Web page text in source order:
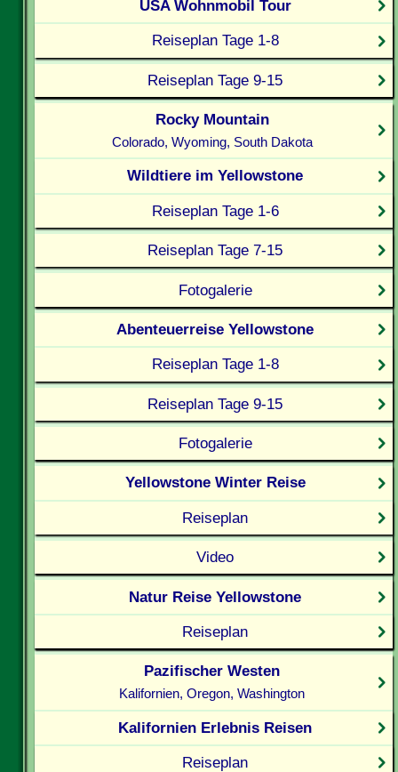
USA Wohnmobil Tour
Reiseplan Tage 1-8
Reiseplan Tage 9-15
Rocky Mountain
Colorado, Wyoming, South Dakota
Wildtiere im Yellowstone
Reiseplan Tage 1-6
Reiseplan Tage 7-15
Fotogalerie
Abenteuerreise Yellowstone
Reiseplan Tage 1-8
Reiseplan Tage 9-15
Fotogalerie
Yellowstone Winter Reise
Reiseplan
Video
Natur Reise Yellowstone
Reiseplan
Pazifischer Westen
Kalifornien, Oregon, Washington
Kalifornien Erlebnis Reisen
Reiseplan